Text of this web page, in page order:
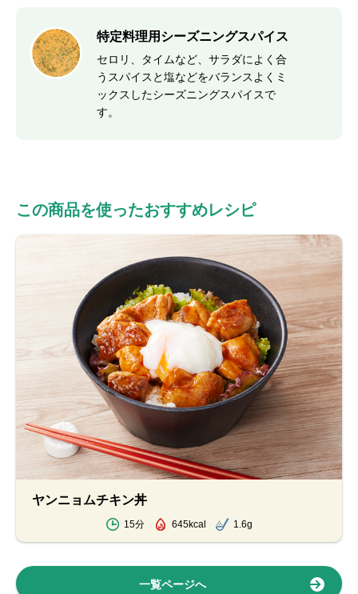
特定料理用シーズニングスパイス
セロリ、タイムなど、サラダによく合
うスパイスと塩などをバランスよくミ
ックスしたシーズニングスパイスで
す。
この商品を使ったおすすめレシピ
ヤンニョムチキン丼
15分 645kcal 1.6g
一覧ページへ